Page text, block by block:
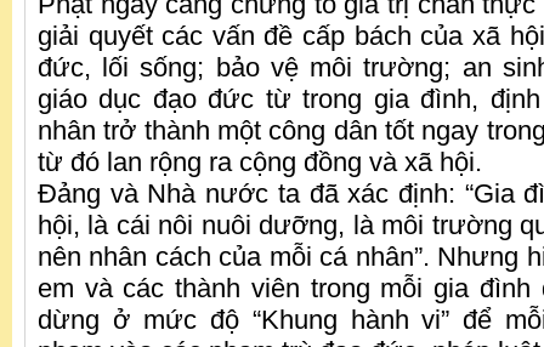
giải quyết các vấn đề cấp bách của xã
đức, lối sống; bảo vệ môi trường; an
giáo dục đạo đức từ trong gia đình,
nhân trở thành một công dân tốt ngay
từ đó lan rộng ra cộng đồng và xã hội.
Đảng và Nhà nước ta đã xác định: “Gia
hội, là cái nôi nuôi dưỡng, là môi trường
nên nhân cách của mỗi cá nhân”. Nhưng
em và các thành viên trong mỗi gia
dừng ở mức độ “Khung hành vi” để